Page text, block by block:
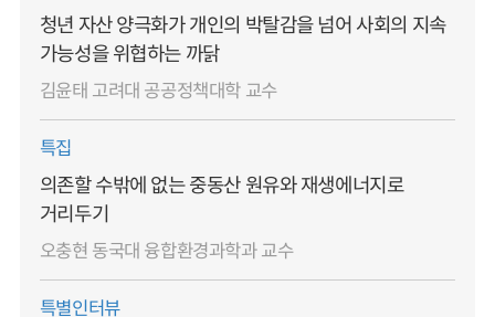
청년 자산 양극화가 개인의 박탈감을 넘어 사회의 지속
가능성을 위협하는 까닭
김윤태 고려대 공공정책대학 교수
특집
의존할 수밖에 없는 중동산 원유와 재생에너지로
거리두기
오충현 동국대 융합환경과학과 교수
특별인터뷰